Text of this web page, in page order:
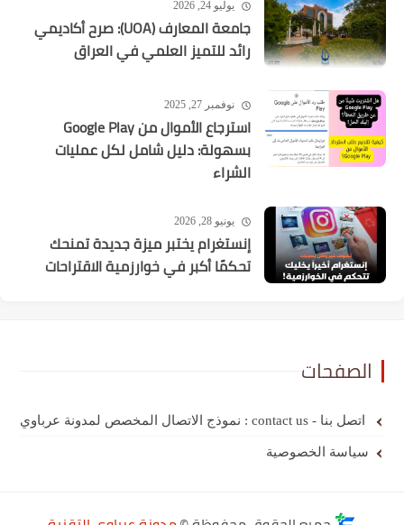
يوليو 24, 2026
جامعة المعارف (UOA): صرح أكاديمي
رائد للتميز العلمي في العراق
نوفمبر 27, 2025
استرجاع الأموال من Google Play
بسهولة: دليل شامل لكل عمليات
الشراء
يونيو 28, 2026
إنستغرام يختبر ميزة جديدة تمنحك
تحكمًا أكبر في خوارزمية الاقتراحات
الصفحات
اتصل بنا - contact us : نموذج الاتصال المخصص لمدونة عرباوي
سياسة الخصوصية